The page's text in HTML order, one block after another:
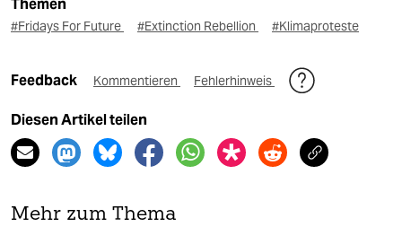
Themen
#Fridays For Future #Extinction Rebellion #Klimaproteste
Feedback Kommentieren Fehlerhinweis
Diesen Artikel teilen
Mehr zum Thema